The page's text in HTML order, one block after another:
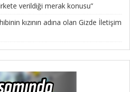
verildiği merak konusu”
kızının adına olan Gizde İletişim